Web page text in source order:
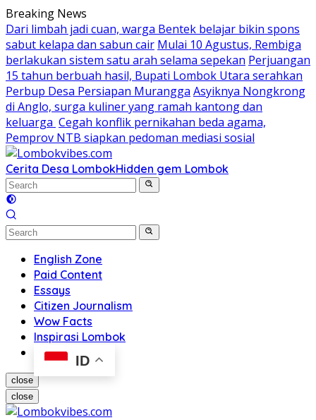
Skip
to
content
Breaking News
Dari limbah jadi cuan, warga Bentek belajar bikin spons
sabut kelapa dan sabun cair Mulai 10 Agustus, Rembiga
berlakukan sistem satu arah selama sepekan Perjuangan
15 tahun berbuah hasil, Bupati Lombok Utara serahkan
Perbup Desa Persiapan Murangga Asyiknya Nongkrong
di Anglo, surga kuliner yang ramah kantong dan
keluarga Cegah konflik pernikahan beda agama,
Pemprov NTB siapkan pedoman mediasi sosial
Cerita Desa LombokHidden gem Lombok
English Zone
Paid Content
Essays
Citizen Journalism
Wow Facts
Inspirasi Lombok
ID
close
close